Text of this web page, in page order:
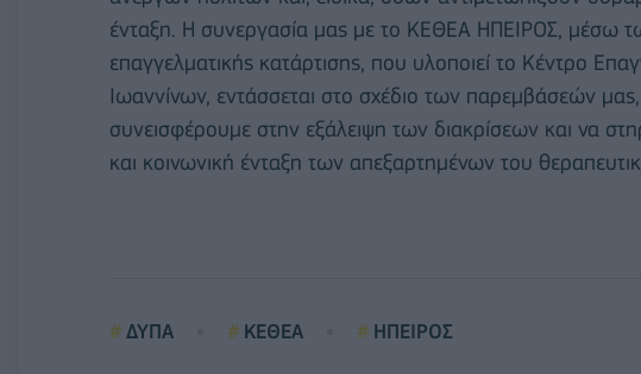
ένταξη. Η συνεργασία μας με το ΚΕΘΕΑ ΗΠΕΙΡΟΣ, μέσω
επαγγελματικής κατάρτισης, που υλοποιεί το Κέντρο
Ιωαννίνων, εντάσσεται στο σχέδιο των παρεμβάσεών
συνεισφέρουμε στην εξάλειψη των διακρίσεων και να
και κοινωνική ένταξη των απεξαρτημένων του
ΔΥΠΑ ΚΕΘΕΑ ΗΠΕΙΡΟΣ